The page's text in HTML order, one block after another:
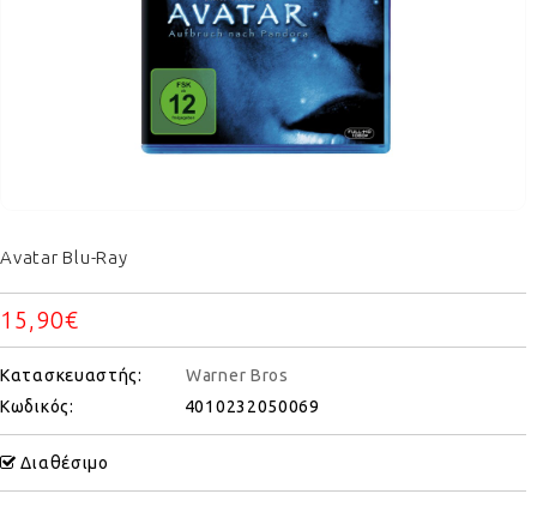
Avatar Blu-Ray
15,90€
Κατασκευαστής:
Warner Bros
Κωδικός:
4010232050069
Διαθέσιμο